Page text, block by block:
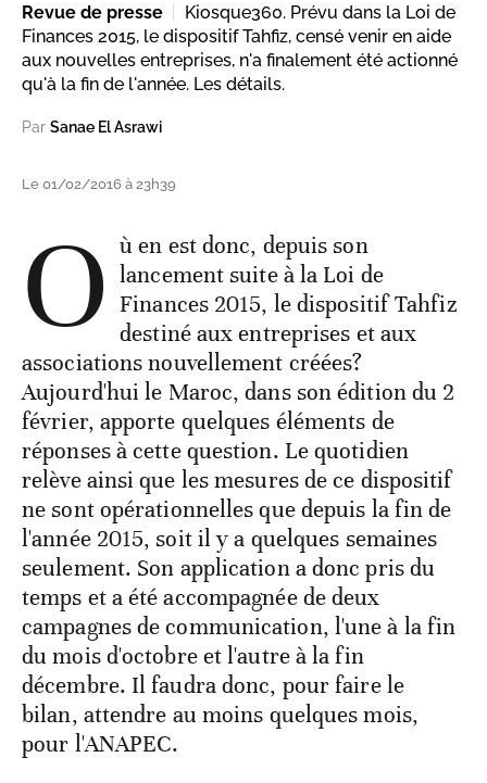
Revue de presse
Kiosque360. Prévu dans la Loi de
Finances 2015, le dispositif Tahfiz, censé venir en aide
aux nouvelles entreprises, n'a finalement été actionné
qu'à la fin de l'année. Les détails.
Par Sanae El Asrawi
Le 01/02/2016 à 23h39
O ù en est donc, depuis son
lancement suite à la Loi de
Finances 2015, le dispositif Tahfiz
destiné aux entreprises et aux
associations nouvellement créées?
Aujourd'hui le Maroc, dans son édition du 2
février, apporte quelques éléments de
réponses à cette question. Le quotidien
relève ainsi que les mesures de ce dispositif
ne sont opérationnelles que depuis la fin de
l'année 2015, soit il y a quelques semaines
seulement. Son application a donc pris du
temps et a été accompagnée de deux
campagnes de communication, l'une à la fin
du mois d'octobre et l'autre à la fin
décembre. Il faudra donc, pour faire le
bilan, attendre au moins quelques mois,
pour l'ANAPEC.